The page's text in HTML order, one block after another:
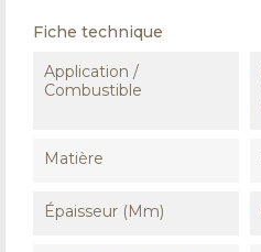
Fiche technique
Application /
Combustible
Matière
Épaisseur (mm)